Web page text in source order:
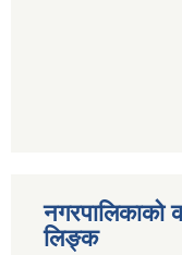
नगरपालिकाको
लिङ्क